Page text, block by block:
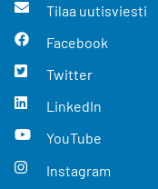
Tilaa uutisviesti
Facebook
Twitter
LinkedIn
YouTube
Instagram